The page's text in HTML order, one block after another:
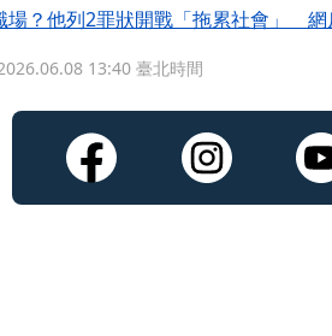
場？他列2罪狀開戰「拖累社會」 網
13:40 臺北時間